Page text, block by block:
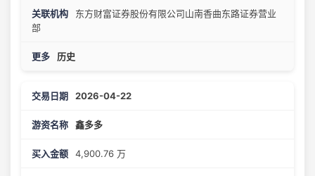
东方财富证券股份有限公司山南香曲东路证券营业
部
历史
2026-04-22
鑫多多
4,900.76 万